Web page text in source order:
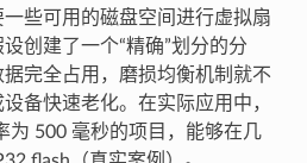
一些可用的磁盘空间进行虚拟扇
设创建了一个“精确”划分的分
据完全占用，磨损均衡机制就不
备快速老化。在实际应用中，
为 500 毫秒的项目，能够在几